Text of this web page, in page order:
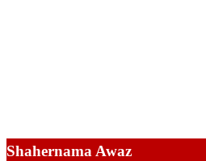
Shahernama Awaz